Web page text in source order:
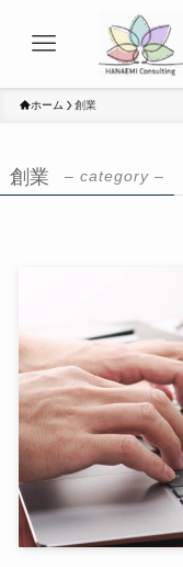
ホーム 創業
創業 – category –